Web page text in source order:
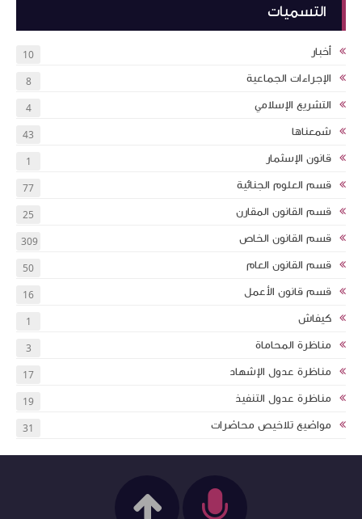
التسميات
أخبار 10
الإجراءات الجماعية 8
التشريع الإسلامي 4
شمعناها 43
قانون الإسثمار 1
قسم العلوم الجنائية 77
قسم القانون المقارن 25
قسم القانون الخاص 309
قسم القانون العام 50
قسم قانون الأعمل 16
كيفاش 1
مناظرة المحاماة 3
مناظرة عدول الإشهاد 17
مناظرة عدول التنفيذ 19
مواضيع تلاخيص محاضرات 31